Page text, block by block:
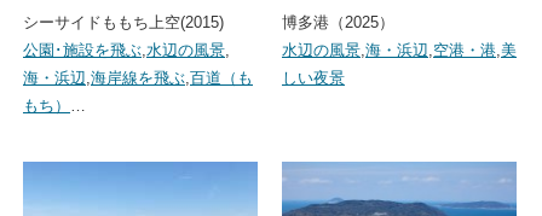
シーサイドももち上空(2015)
公園･施設を飛ぶ,水辺の風景,
海・浜辺,海岸線を飛ぶ,百道（も
もち） …
博多港（2025）
水辺の風景,海・浜辺,空港・港,美
しい夜景